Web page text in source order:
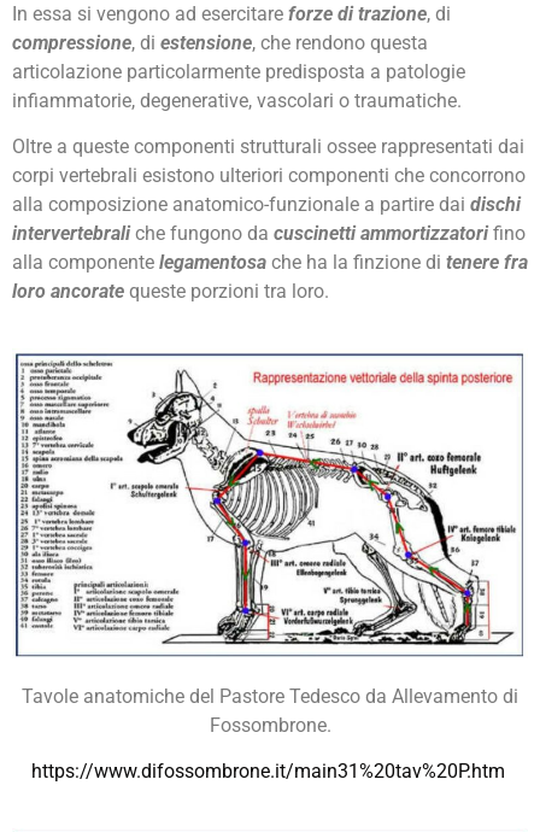
In essa si vengono ad esercitare forze di trazione, di
compressione, di estensione, che rendono questa
articolazione particolarmente predisposta a patologie
infiammatorie, degenerative, vascolari o traumatiche.
Oltre a queste componenti strutturali ossee rappresentati dai
corpi vertebrali esistono ulteriori componenti che concorrono
alla composizione anatomico-funzionale a partire dai dischi
intervertebraliche fungono da cuscinetti ammortizzatorifino
alla componente legamentosa che ha la finzione di tenere fra
loro ancorate queste porzioni tra loro.
Tavole anatomiche del Pastore Tedesco da Allevamento di
Fossombrone.
https://www.difossombrone.it/main31%20tav%20P.htm